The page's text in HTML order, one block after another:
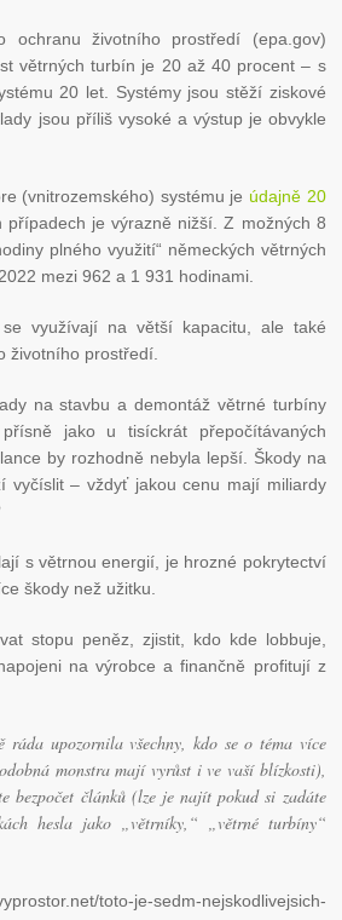
ochranu životního prostředí (epa.gov)
větrných turbín je 20 až 40 procent – ​​s
20 let. Systémy jsou stěží ziskové
jsou příliš vysoké a výstup je obvykle
(vnitrozemského) systému je údajně 20
případech je výrazně nižší. Z možných 8
plného využití“ německých větrných
mezi 962 a 1 931 hodinami.
využívají na větší kapacitu, ale také
životního prostředí.
na stavbu a demontáž větrné turbíny
jako u tisíckrát přepočítávaných
by rozhodně nebyla lepší. Škody na
vyčíslit – vždyť jakou cenu mají miliardy
s větrnou energií, je hrozné pokrytectví
škody než užitku.
stopu peněz, zjistit, kdo kde lobbuje,
na výrobce a finančně profitují z
ráda upozornila všechny, kdo se o téma více
monstra mají vyrůst i ve vaší blízkosti),
bezpočet článků (lze je najít pokud si zadáte
hesla jako „větrníky,“ „větrné turbíny“
toto-je-sedm-nejskodlivejsich-